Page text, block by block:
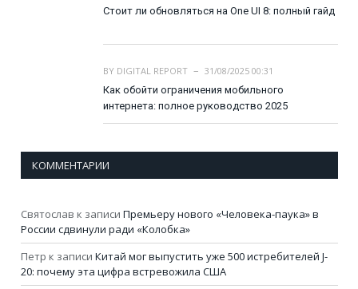
Стоит ли обновляться на One UI 8: полный гайд
BY DIGITAL REPORT
31/08/2025 00:31
Как обойти ограничения мобильного
интернета: полное руководство 2025
КОММЕНТАРИИ
Святослав к записи Премьеру нового «Человека-паука» в
России сдвинули ради «Колобка»
Петр к записи Китай мог выпустить уже 500 истребителей J-
20: почему эта цифра встревожила США